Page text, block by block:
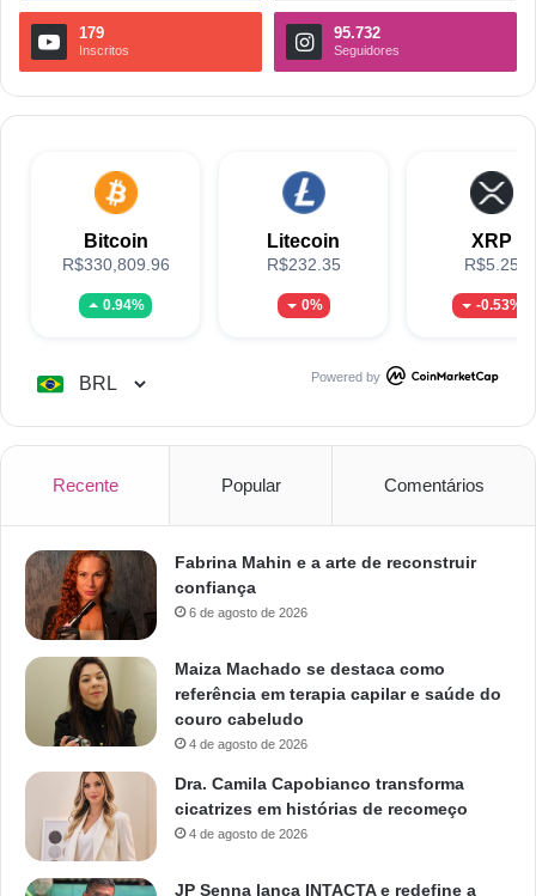
179
Inscritos
95.732
Seguidores
Bitcoin
R$330,809.96
0.94%
Litecoin
R$232.35
0%
XRP
R$5.25
-0.53%
Powered by
Recente Popular Comentários
Fabrina Mahin e a arte de reconstruir
confiança
6 de agosto de 2026
Maiza Machado se destaca como
referência em terapia capilar e saúde do
couro cabeludo
4 de agosto de 2026
Dra. Camila Capobianco transforma
cicatrizes em histórias de recomeço
4 de agosto de 2026
JP Senna lança INTACTA e redefine a